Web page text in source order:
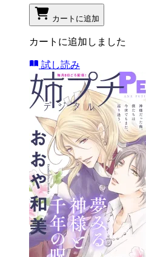
カートに追加
カートに追加しました
試し読み